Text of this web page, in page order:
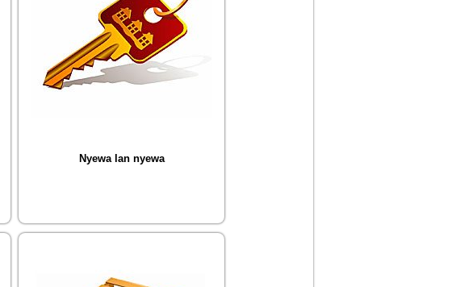
Nyewa lan nyewa